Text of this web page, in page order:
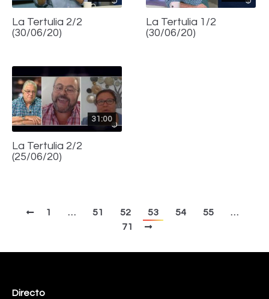
La Tertulia 2/2
(30/06/20)
La Tertulia 1/2
(30/06/20)
31:00
La Tertulia 2/2
(25/06/20)
1 … 51 52 53 54 55
…
71
Directo